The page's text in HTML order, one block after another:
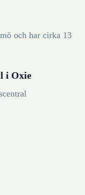
och har cirka 13
i Oxie